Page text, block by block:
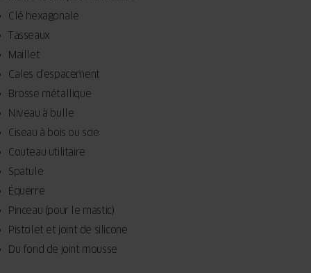
Clé hexagonale
Tasseaux
Maillet
Cales d’espacement
Brosse métallique
Niveau à bulle
Ciseau à bois ou scie
Couteau utilitaire
Spatule
Équerre
Pinceau (pour le mastic)
Pistolet et joint de silicone
Du fond de joint mousse